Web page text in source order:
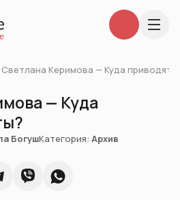
Светлана Керимова — Куда приводят
— Куда
БогушКатегория: Архив